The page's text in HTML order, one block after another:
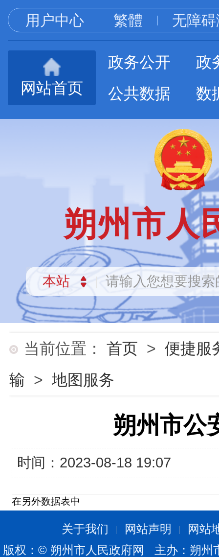
用户中心 繁體 无障
网站首页
政务公开
政
公共数据
数
朔州市人
当前位置： 首页 > 便捷服
输 > 地图服务
朔州市公
时间：2023-08-18 19:07
在另外数据表中
关于我们 网站声明
网站
版权：© 朔州市人民政府网 主办：朔